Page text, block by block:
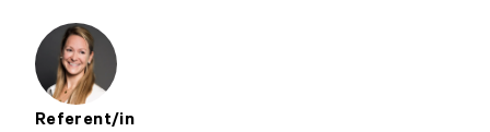
Referent/in